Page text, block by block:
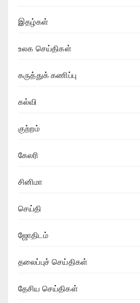
இதழ்கள்
உலக செய்திகள்
கருத்துக் கணிப்பு
கல்வி
குற்றம்
கேலரி
சினிமா
செய்தி
ஜோதிடம்
தலைப்புச் செய்திகள்
தேசிய செய்திகள்